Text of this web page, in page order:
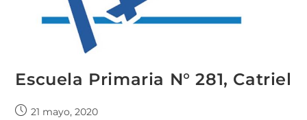
Escuela Primaria N° 281, Catriel
21 mayo, 2020